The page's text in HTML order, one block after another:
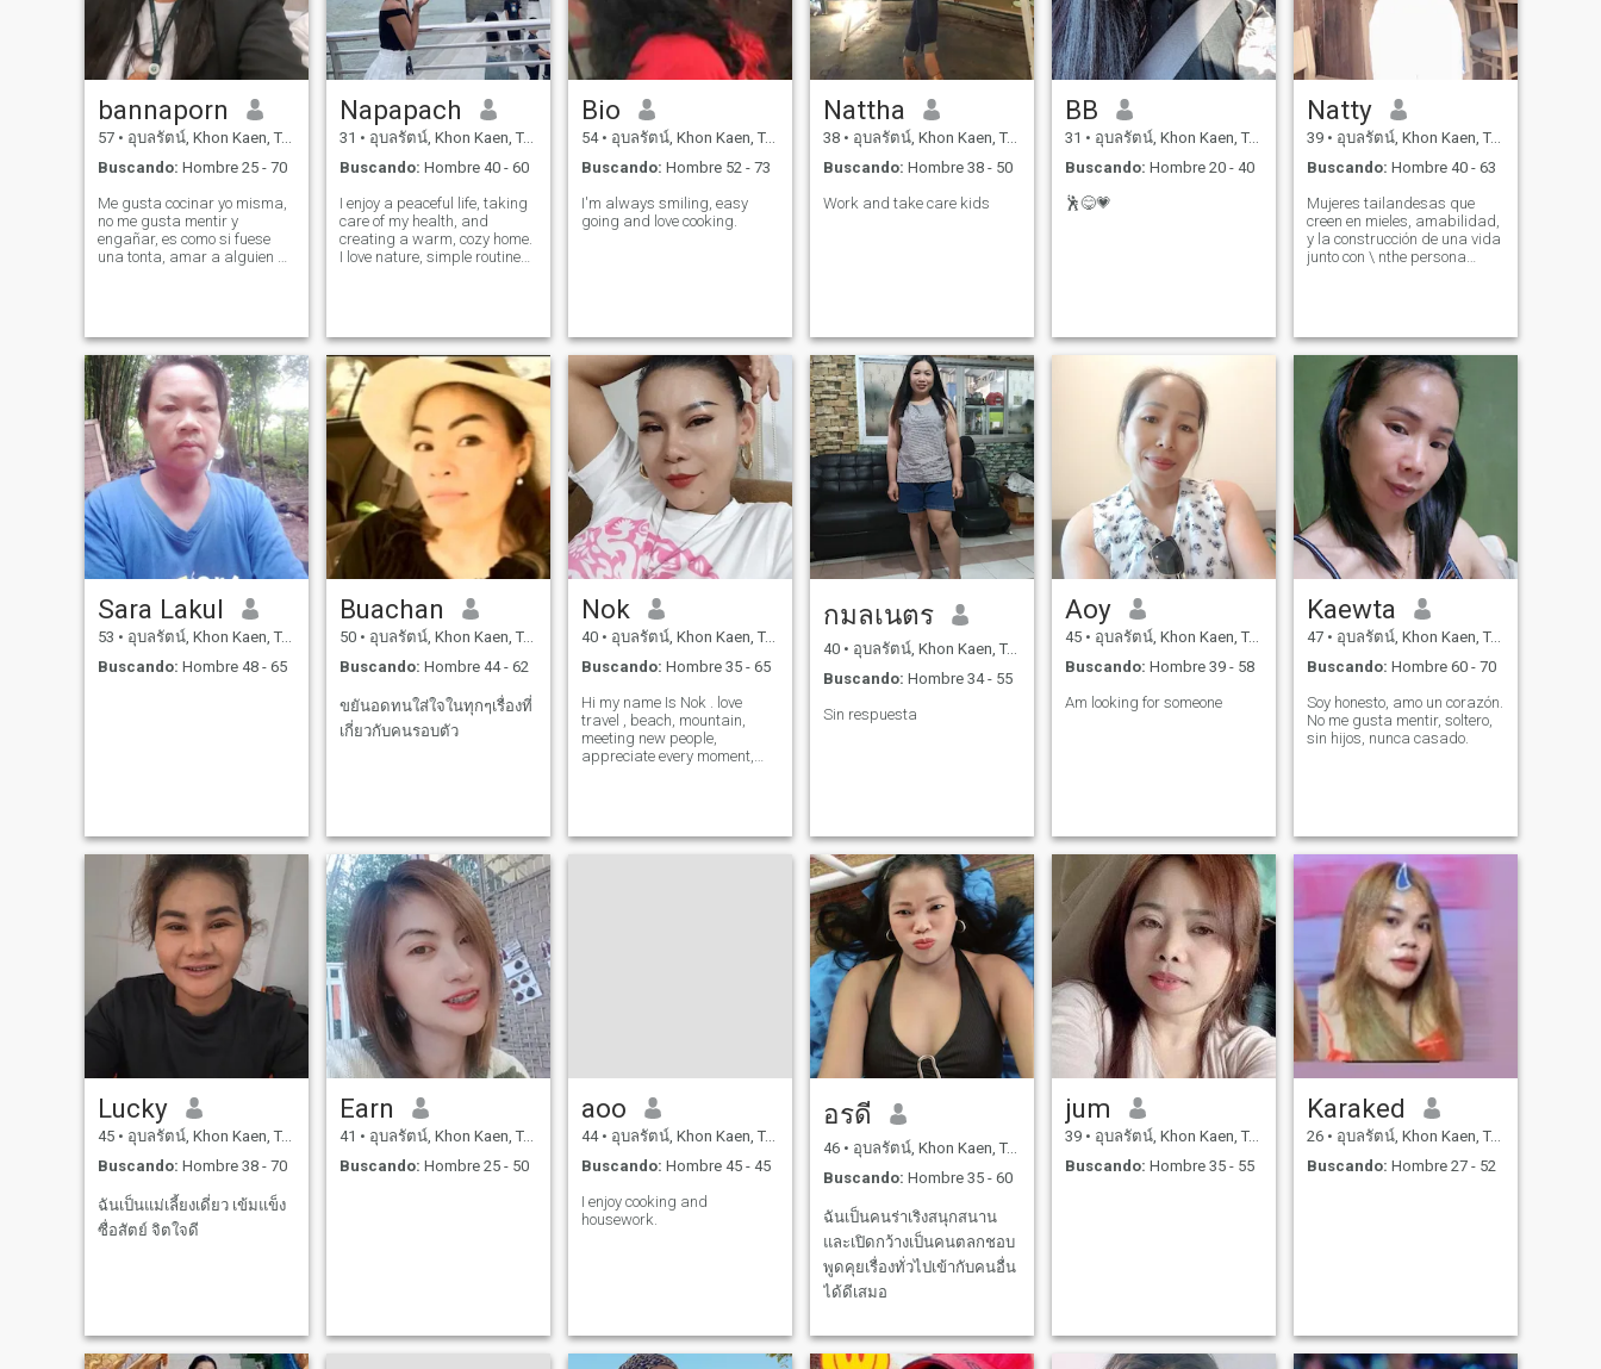
bannaporn
57 • อุบลรัตน์, Khon Kaen, Tailandia
Buscando: Hombre 25 - 70
Me gusta cocinar yo misma,
no me gusta mentir y
engañar, es como si fuese
una tonta, amar a alguien de
las montañas, los bosques,
las hermosas playas, no
hacer cirugías en el techo,
amar hombres amables,
cálidos y románticos, estar
de acuerdo con mis padres,
si realmente nos amamos,
estoy dispuesta a cuidar de
ti también.
Napapach
31 • อุบลรัตน์, Khon Kaen, Tailandia
Buscando: Hombre 40 - 60
I enjoy a peaceful life, taking
care of my health, and
creating a warm, cozy home.
I love nature, simple routines,
respect, and consistency. I
Bio
54 • อุบลรัตน์, Khon Kaen, Tailandia
Buscando: Hombre 52 - 73
I'm always smiling, easy
going and love cooking.
Nattha
38 • อุบลรัตน์, Khon Kaen, Tailandia
Buscando: Hombre 38 - 50
Work and take care kids
BB
31 • อุบลรัตน์, Khon Kaen, Tailandia
Buscando: Hombre 20 - 40
🕺😋💗
Natty
39 • อุบลรัตน์, Khon Kaen, Tailandia
Buscando: Hombre 40 - 63
Mujeres tailandesas que
creen en mieles, amabilidad,
y la construcción de una vida
junto con \ nthe persona
pacíficas.
Sara Lakul
53 • อุบลรัตน์, Khon Kaen, Tailandia
Buscando: Hombre 48 - 65
Buachan
50 • อุบลรัตน์, Khon Kaen, Tailandia
Buscando: Hombre 44 - 62
ขยันอดทนใส่ใจในทุกๆเรื่องที่
เกี่ยวกับคนรอบตัว
Nok
40 • อุบลรัตน์, Khon Kaen, Tailandia
Buscando: Hombre 35 - 65
Hi my name Is Nok . love
travel , beach, mountain,
meeting new people,
appreciate every moment,
กมลเนตร
40 • อุบลรัตน์, Khon Kaen, Tailandia
Buscando: Hombre 34 - 55
Sin respuesta
Aoy
45 • อุบลรัตน์, Khon Kaen, Tailandia
Buscando: Hombre 39 - 58
Am looking for someone
Kaewta
47 • อุบลรัตน์, Khon Kaen, Tailandia
Buscando: Hombre 60 - 70
Soy honesto, amo un corazón.
No me gusta mentir, soltero,
sin hijos, nunca casado.
Lucky
45 • อุบลรัตน์, Khon Kaen, Tailandia
Buscando: Hombre 38 - 70
ฉันเป็นแม่เลี้ยงเดี่ยว เข้มแข็ง
ซื่อสัตย์ จิตใจดี
Earn
41 • อุบลรัตน์, Khon Kaen, Tailandia
Buscando: Hombre 25 - 50
aoo
44 • อุบลรัตน์, Khon Kaen, Tailandia
Buscando: Hombre 45 - 45
I enjoy cooking and
housework.
อรดี
46 • อุบลรัตน์, Khon Kaen, Tailandia
Buscando: Hombre 35 - 60
ฉันเป็นคนร่าเริงสนุกสนาน
และเปิดกว้างเป็นคนตลกชอบ
พูดคุยเรื่องทั่วไปเข้ากับคนอื่น
ได้ดีเสมอ
jum
39 • อุบลรัตน์, Khon Kaen, Tailandia
Buscando: Hombre 35 - 55
Karaked
26 • อุบลรัตน์, Khon Kaen, Tailandia
Buscando: Hombre 27 - 52